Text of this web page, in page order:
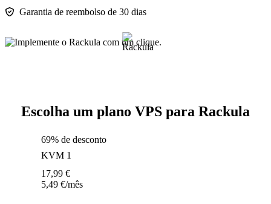
Garantia de reembolso de 30 dias
Escolha um plano VPS para Rackula
69% de desconto
KVM 1
17,99 €
5,49 €/mês